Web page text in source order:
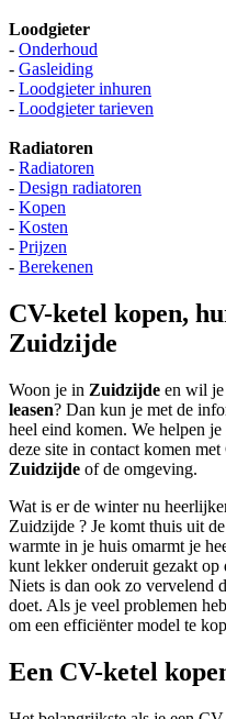
Loodgieter
- Onderhoud
- Gasleiding
- Loodgieter inhuren
- Loodgieter tarieven
Radiatoren
- Radiatoren
- Design radiatoren
- Kopen
- Kosten
- Prijzen
- Berekenen
CV-ketel kopen,
Zuidzijde
Woon je in Zuidzijde en wil je
leasen? Dan kun je met de
heel eind komen. We helpen
deze site in contact komen
Zuidzijde of de omgeving.
Wat is er de winter nu
Zuidzijde ? Je komt thuis uit
warmte in je huis omarmt je
kunt lekker onderuit gezakt op
Niets is dan ook zo vervelend
doet. Als je veel problemen
om een efficiënter model te
Een CV-ketel